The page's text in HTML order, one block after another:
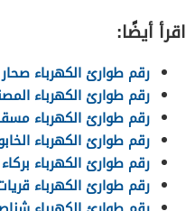
اقرأ أيضًا:
رقم طوارئ الكهرباء صحار
رقم طوارئ الكهرباء
رقم طوارئ الكهرباء
رقم طوارئ الكهرباء
رقم طوارئ الكهرباء بركاء
رقم طوارئ الكهرباء